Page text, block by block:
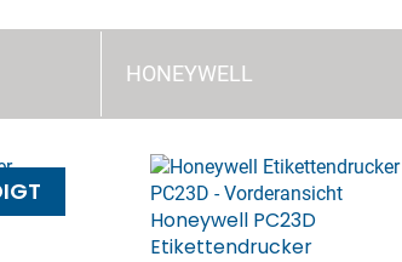
HONEYWELL
Honeywell PC23D
Etikettendrucker